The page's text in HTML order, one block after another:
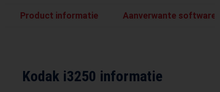
Product informatie Aanverwante software
Kodak i3250 informatie